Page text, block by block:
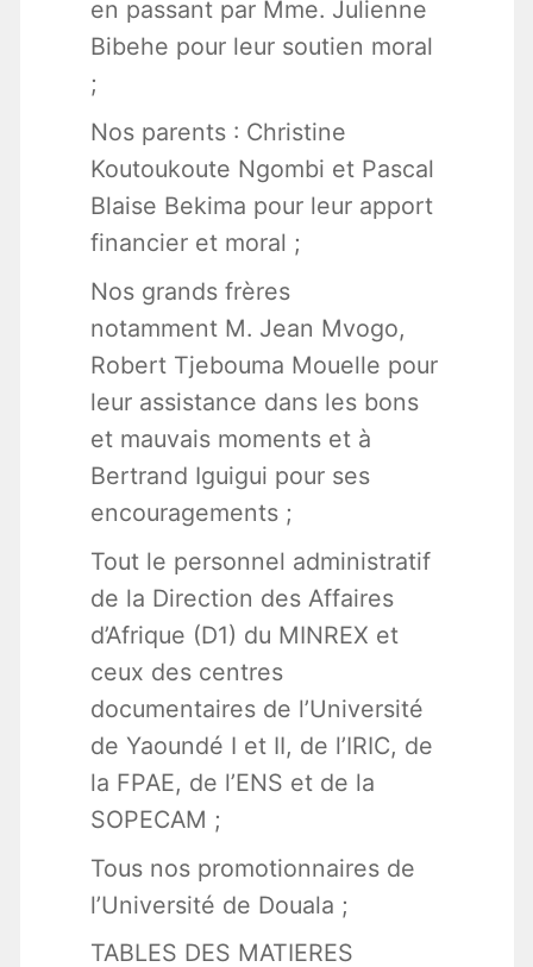
en passant par Mme. Julienne
Bibehe pour leur soutien moral
;
Nos parents : Christine
Koutoukoute Ngombi et Pascal
Blaise Bekima pour leur apport
financier et moral ;
Nos grands frères
notamment M. Jean Mvogo,
Robert Tjebouma Mouelle pour
leur assistance dans les bons
et mauvais moments et à
Bertrand Iguigui pour ses
encouragements ;
Tout le personnel administratif
de la Direction des Affaires
d’Afrique (D1) du MINREX et
ceux des centres
documentaires de l’Université
de Yaoundé I et II, de l’IRIC, de
la FPAE, de l’ENS et de la
SOPECAM ;
Tous nos promotionnaires de
l’Université de Douala ;
TABLES DES MATIERES